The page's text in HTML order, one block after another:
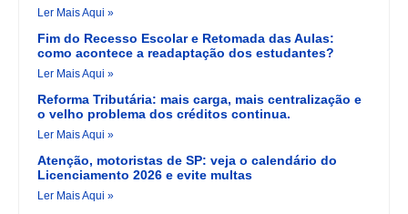
Ler Mais Aqui »
Fim do Recesso Escolar e Retomada das Aulas:
como acontece a readaptação dos estudantes?
Ler Mais Aqui »
Reforma Tributária: mais carga, mais centralização e
o velho problema dos créditos continua.
Ler Mais Aqui »
Atenção, motoristas de SP: veja o calendário do
Licenciamento 2026 e evite multas
Ler Mais Aqui »